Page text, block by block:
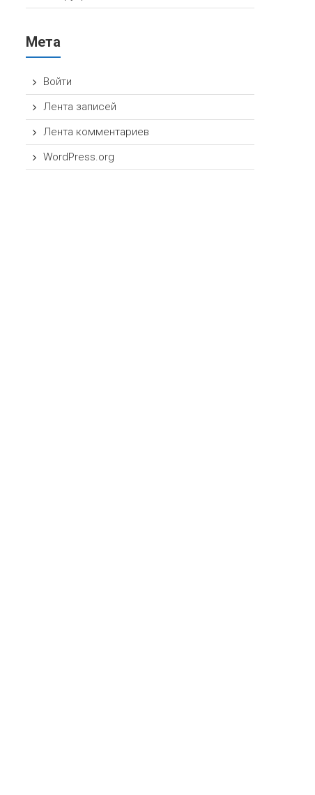
Мета
Войти
Лента записей
Лента комментариев
WordPress.org